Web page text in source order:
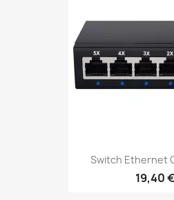
Switch Ethernet
19,40 €